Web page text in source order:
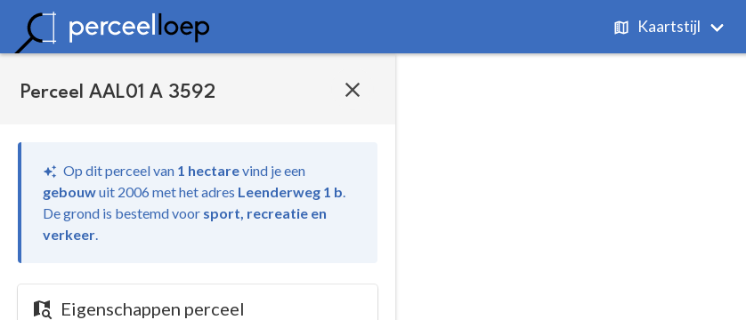
Kaartstijl
Perceel AAL01 A 3592
Op dit perceel van 1 hectarevind jeeen
gebouwuit 2006 met het adres Leenderweg 1 b.
De grond is bestemd voor sport, recreatie en
verkeer.
Eigenschappen perceel